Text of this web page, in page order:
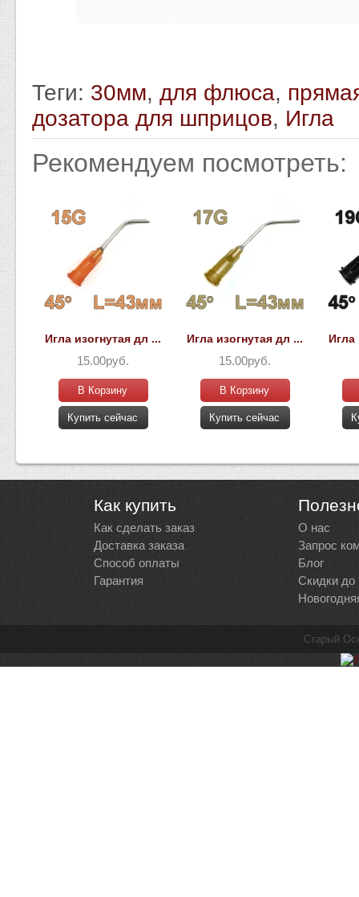
Теги: 30мм, для флюса,
дозатора для шприцов, Игла
Рекомендуем посмотреть:
Игла изогнутая дл ...
15.00руб.
В Корзину
Купить сейчас
Игла изогнутая дл ...
15.00руб.
В Корзину
Купить сейчас
Игла
Как купить
Как сделать заказ
Доставка заказа
Способ оплаты
Гарантия
О нас
Запрос
Блог
Скидки до
Старый